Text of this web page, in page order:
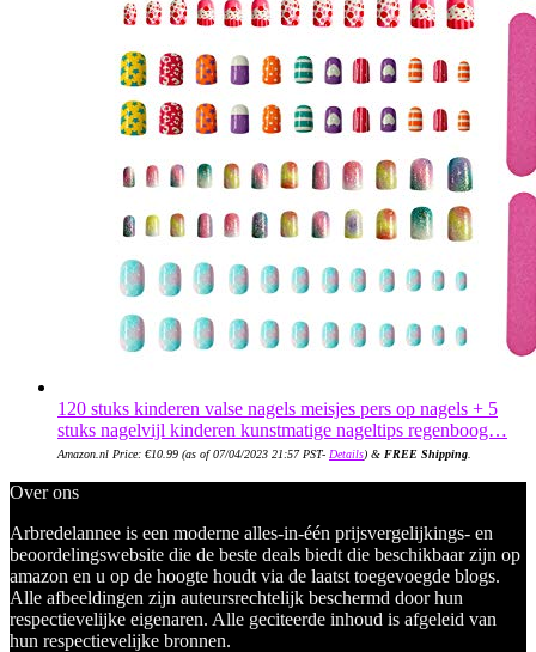
120 stuks kinderen valse nagels meisjes pers op nagels + 5
stuks nagelvijl kinderen kunstmatige nageltips regenboog…
Amazon.nl Price: €10.99 (as of 07/04/2023 21:57 PST- Details) & FREE Shipping
Over ons
Arbredelannee is een moderne alles-in-één prijsvergelijkings- en
beoordelingswebsite die de beste deals biedt die beschikbaar zijn op
amazon en u op de hoogte houdt via de laatst toegevoegde blogs.
Alle afbeeldingen zijn auteursrechtelijk beschermd door hun
respectievelijke eigenaren. Alle geciteerde inhoud is afgeleid van
hun respectievelijke bronnen.